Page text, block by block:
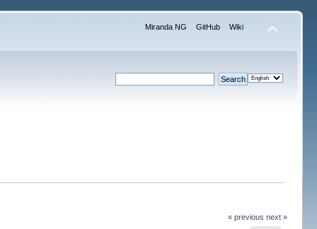
Miranda NG GitHub Wiki
« previous next »